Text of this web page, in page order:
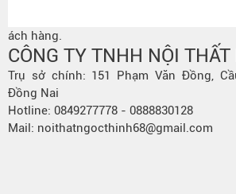
ách hàng.
CÔNG TY TNHH NỘI
Trụ sở chính: 151 Phạm Văn Đồng,
Đồng Nai
Hotline: 0849277778 - 0888830128
Mail: noithatngocthinh68@gmail.com